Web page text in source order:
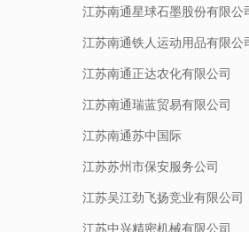
江苏南通星球石墨股份有限公
江苏南通铁人运动用品有限公
江苏南通正达农化有限公司
江苏南通瑞蓝贸易有限公司
江苏南通苏中国际
江苏苏州市保安服务公司
江苏吴江劲飞扬竞业有限公司
江苏中兴精密机械有限公司